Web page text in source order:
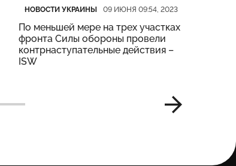
Категория
НОВОСТИ УКРАИНЫ
Дата публикации 09 ИЮНЯ 09:54, 2023
По меньшей мере на трех участках
фронта Силы обороны провели
контрнаступательные действия –
ISW